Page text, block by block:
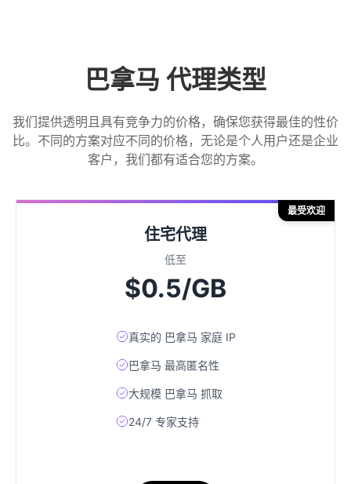
巴拿马 代理类型
我们提供透明且具有竞争力的价格，确保您获得最佳的性价
比。不同的方案对应不同的价格，无论是个人用户还是企业
客户，我们都有适合您的方案。
住宅代理
低至
$0.5/GB
真实的 巴拿马 家庭 IP
巴拿马 最高匿名性
大规模 巴拿马 抓取
24/7 专家支持
最受欢迎